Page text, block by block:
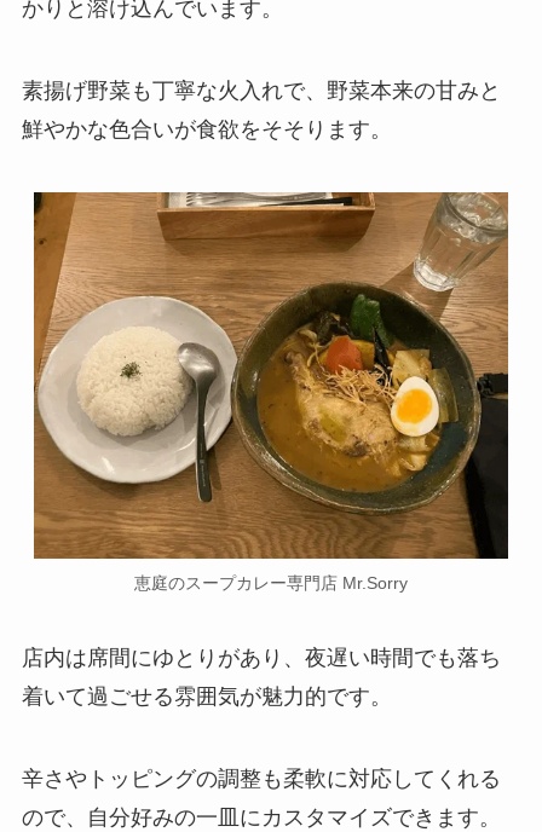
かりと溶け込んでいます。
素揚げ野菜も丁寧な火入れで、野菜本来の甘みと
鮮やかな色合いが食欲をそそります。
恵庭のスープカレー専門店 Mr.Sorry
店内は席間にゆとりがあり、夜遅い時間でも落ち
着いて過ごせる雰囲気が魅力的です。
辛さやトッピングの調整も柔軟に対応してくれる
ので、自分好みの一皿にカスタマイズできます。